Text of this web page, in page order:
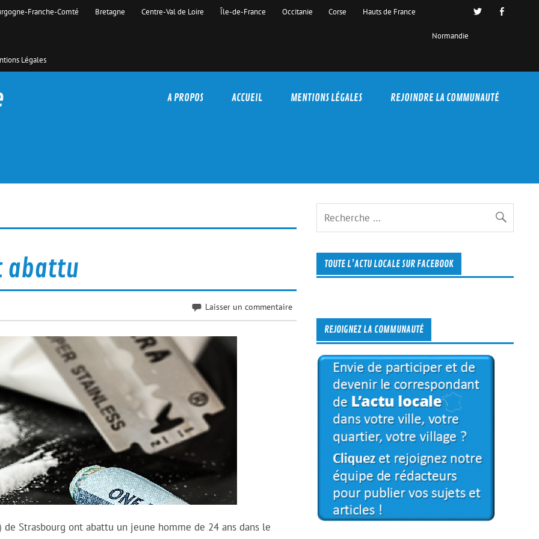
Franche-Comté Bretagne Centre-Val de Loire Île-de-France Occitanie Corse Hauts de France
Normandie
Légales
A PROPOS ACCUEIL MENTIONS LÉGALES REJOINDRE LA COMMUNAUTÉ
abattu
Laisser un commentaire
Strasbourg ont abattu un jeune homme de 24 ans dans le
TOUTE L’ACTU LOCALE SUR FACEBOOK
REJOIGNEZ LA COMMUNAUTÉ